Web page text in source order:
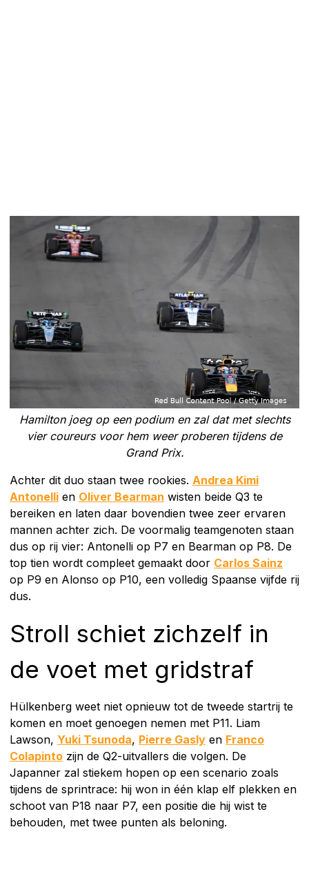
Hamilton joeg op een podium en zal dat met slechts
vier coureurs voor hem weer proberen tijdens de
Grand Prix.
Achter dit duo staan twee rookies. Andrea Kimi
Antonelli en Oliver Bearman wisten beide Q3 te
bereiken en laten daar bovendien twee zeer ervaren
mannen achter zich. De voormalig teamgenoten staan
dus op rij vier: Antonelli op P7 en Bearman op P8. De
top tien wordt compleet gemaakt door Carlos Sainz
op P9 en Alonso op P10, een volledig Spaanse vijfde rij
dus.
Stroll schiet zichzelf in
de voet met gridstraf
Hülkenberg weet niet opnieuw tot de tweede startrij te
komen en moet genoegen nemen met P11. Liam
Lawson, Yuki Tsunoda, Pierre Gasly en Franco
Colapinto zijn de Q2-uitvallers die volgen. De
Japanner zal stiekem hopen op een scenario zoals
tijdens de sprintrace: hij won in één klap elf plekken en
schoot van P18 naar P7, een positie die hij wist te
behouden, met twee punten als beloning.